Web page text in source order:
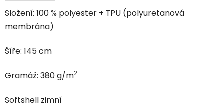
Složení: 100 % polyester + TPU (polyuretanová
membrána)
Šíře: 145 cm
Gramáž: 380 g/m2
Softshell zimní